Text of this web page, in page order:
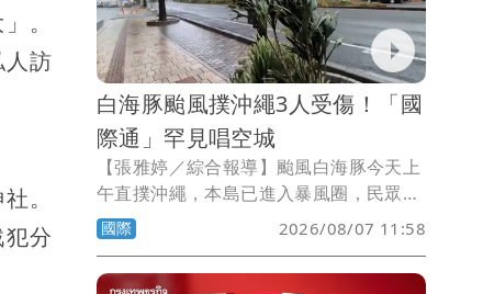
。
訪
。
分
白海豚颱風撲沖繩3人受傷！「國
際通」罕見唱空城
【張雅婷／綜合報導】颱風白海豚今天上
午直撲沖繩，本島已進入暴風圈，民眾紛
紛在家中避難，最熱鬧的購物勝地「國際
通」空無一人，已知有3人受傷。
國際 2026/08/07 11:58